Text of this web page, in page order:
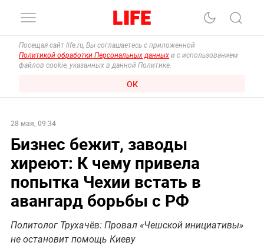
Посещая сайт life.ru, Вы соглашаетесь с приложенной
Политикой обработки Персональных данных и с использованием
файлов cookie, указанных в данной Политике.
ОК
28 мая, 09:34
Бизнес бежит, заводы
хиреют: К чему привела
попытка Чехии встать в
авангард борьбы с РФ
Политолог Трухачёв: Провал «Чешской инициативы»
не остановит помощь Киеву